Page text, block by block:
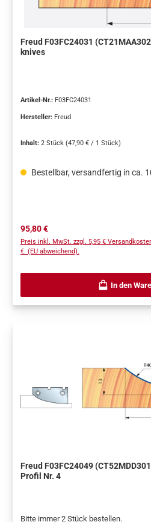
Freud F03FC24031
knives
Artikel-Nr.: F03FC24031
Hersteller: Freud
Inhalt: 2 Stück (47,90 € / 1 Stück)
Bestellbar, versandfertig in ca.
Regulärer Preis:
95,80 €
Preis inkl. MwSt. zzgl. 5,95 €
€. (EU abweichend).
In den
Freud F03FC24049
Profil Nr. 4
Bitte immer 2 Stück bestellen.